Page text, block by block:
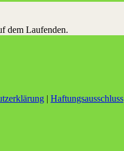
dem Laufenden.
| Haftungsausschluss